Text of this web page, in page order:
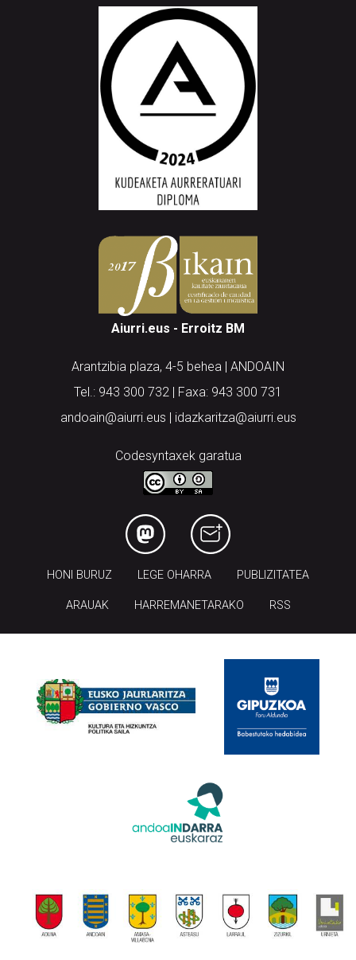
Aiurri.eus - Erroitz BM
Arantzibia plaza, 4-5 behea | ANDOAIN
Tel.: 943 300 732 | Faxa: 943 300 731
andoain@aiurri.eus | idazkaritza@aiurri.eus
Codesyntaxek garatua
HONI BURUZ LEGE OHARRA PUBLIZITATEA
ARAUAK HARREMANETARAKO RSS